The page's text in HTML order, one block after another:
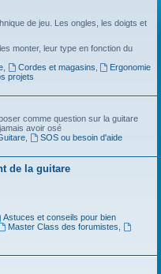
de jeu. Les ongles, les doigts et
monter, leur type en fonction du
, Cordes et magasins
Ergonomie
projets
comme question sur la guitare
avoir osé
,
SOS ou besoin d'aide
de la guitare
Astuces et conseils pour bien
Master Class des forumistes